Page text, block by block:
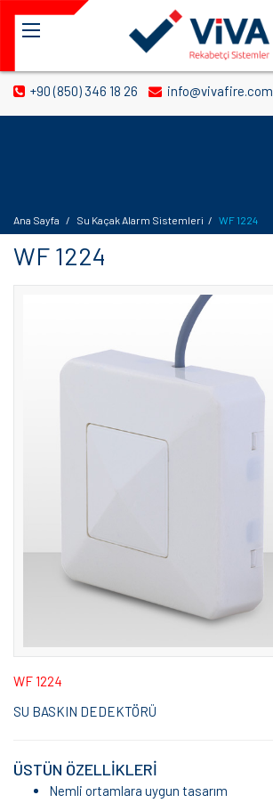
+90 (850) 346 18 26 info@vivafire.com
Ana Sayfa Su Kaçak Alarm Sistemleri WF 1224
WF 1224
WF 1224
SU BASKIN DEDEKTÖRÜ
ÜSTÜN ÖZELLİKLERİ
Nemli ortamlara uygun tasarım